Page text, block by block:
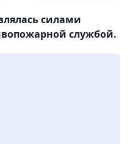
силами
службой.